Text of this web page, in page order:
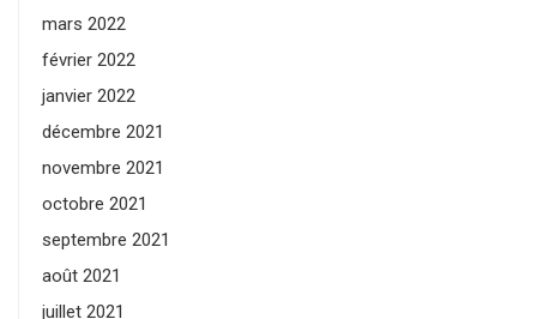
mars 2022
février 2022
janvier 2022
décembre 2021
novembre 2021
octobre 2021
septembre 2021
août 2021
juillet 2021